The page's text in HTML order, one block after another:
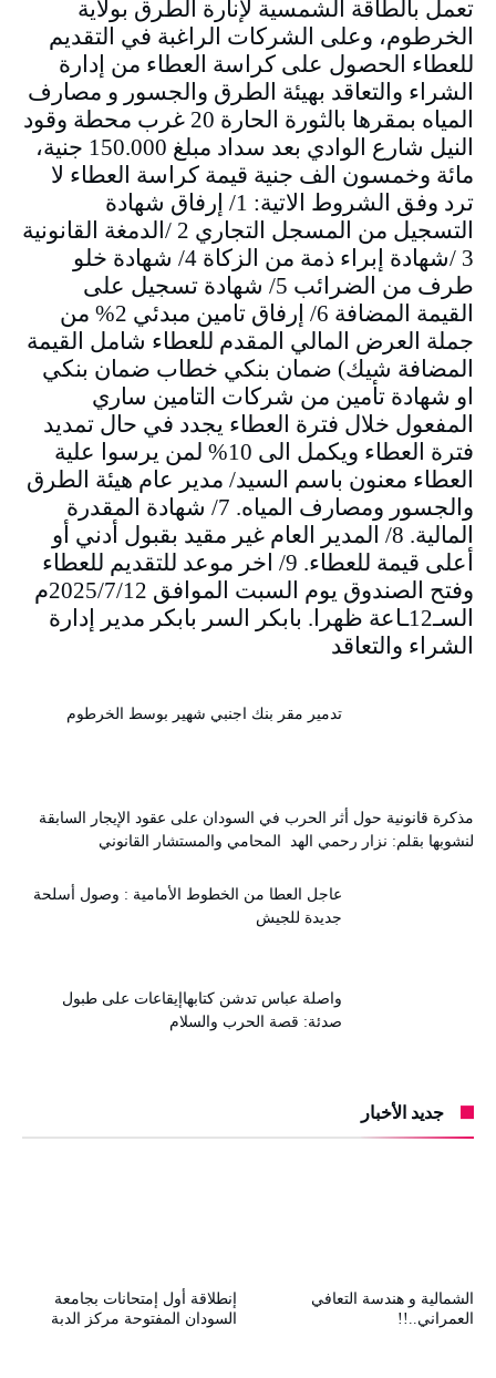
تعمل بالطاقة الشمسية لإنارة الطرق بولاية
الخرطوم، وعلى الشركات الراغبة في التقديم
للعطاء الحصول على كراسة العطاء من إدارة
الشراء والتعاقد بهيئة الطرق والجسور و مصارف
المياه بمقرها بالثورة الحارة 20 غرب محطة وقود
النيل شارع الوادي بعد سداد مبلغ 150.000 جنية،
مائة وخمسون الف جنية قيمة كراسة العطاء لا
ترد وفق الشروط الاتية: 1/ إرفاق شهادة
التسجيل من المسجل التجاري 2 /الدمغة القانونية
3 /شهادة إبراء ذمة من الزكاة 4/ شهادة خلو
طرف من الضرائب 5/ شهادة تسجيل على
القيمة المضافة 6/ إرفاق تامين مبدئي 2% من
جملة العرض المالي المقدم للعطاء شامل القيمة
المضافة شيك) ضمان بنكي خطاب ضمان بنكي
او شهادة تأمين من شركات التامين ساري
المفعول خلال فترة العطاء يجدد في حال تمديد
فترة العطاء ويكمل الى 10% لمن يرسوا علية
العطاء معنون باسم السيد/ مدير عام هيئة الطرق
والجسور ومصارف المياه. 7/ شهادة المقدرة
المالية. 8/ المدير العام غير مقيد بقبول أدني أو
أعلى قيمة للعطاء. 9/ اخر موعد للتقديم للعطاء
وفتح الصندوق يوم السبت الموافق 2025/7/12م
السـ12ـاعة ظهرا. بابكر السر بابكر مدير إدارة
الشراء والتعاقد
تدمير مقر بنك اجنبي شهير بوسط الخرطوم
مذكرة قانونية حول أثر الحرب في السودان على عقود الإيجار السابقة
لنشوبها بقلم: نزار رحمي الهد المحامي والمستشار القانوني
عاجل العطا من الخطوط الأمامية : وصول أسلحة
جديدة للجيش
واصلة عباس تدشن كتابهاإيقاعات على طبول
صدئة: قصة الحرب والسلام
جديد الأخبار
إنطلاقة أول إمتحانات بجامعة
السودان المفتوحة مركز الدبة
الشمالية و هندسة التعافي
العمراني..!!